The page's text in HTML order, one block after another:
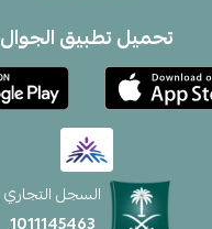
تحميل تطبيق الجوال
السجل التجاري